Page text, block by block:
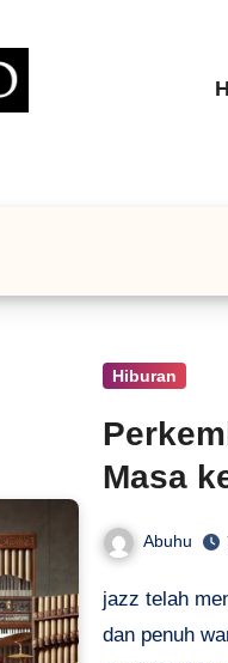
Hiburan
Masa
Abuhu
jazz telah
dan penuh